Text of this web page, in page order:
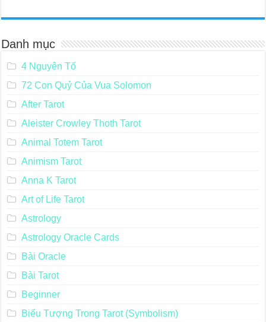
Danh mục
4 Nguyên Tố
72 Con Quỷ Của Vua Solomon
After Tarot
Aleister Crowley Thoth Tarot
Animal Totem Tarot
Animism Tarot
Anna K Tarot
Art of Life Tarot
Astrology
Astrology Oracle Cards
Bài Oracle
Bài Tarot
Beginner
Biểu Tượng Trong Tarot (Symbolism)